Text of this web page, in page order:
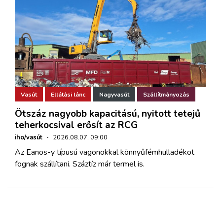
Vasút Ellátási lánc Nagyvasút Szállítmányozás
Ötszáz nagyobb kapacitású, nyitott tetejű
teherkocsival erősít az RCG
iho/vasút · 2026.08.07. 09:00
Az Eanos-y típusú vagonokkal könnyűfémhulladékot
fognak szállítani. Száztíz már termel is.